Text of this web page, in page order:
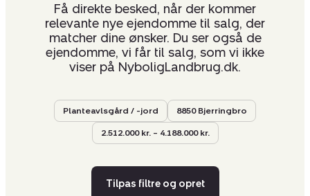
Få direkte besked, når der kommer
relevante nye ejendomme til salg, der
matcher dine ønsker. Du ser også de
ejendomme, vi får til salg, som vi ikke
viser på NyboligLandbrug.dk.
Planteavlsgård / -jord 8850 Bjerringbro
2.512.000 kr. – 4.188.000 kr.
Tilpas filtre og opret